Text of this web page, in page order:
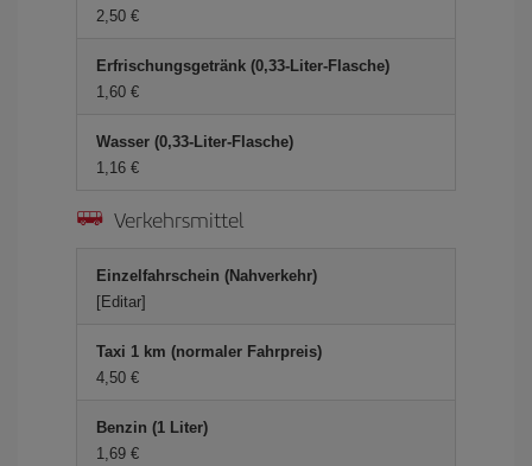
2,50 €
Erfrischungsgetränk (0,33-Liter-Flasche)
1,60 €
Wasser (0,33-Liter-Flasche)
1,16 €
Verkehrsmittel
Einzelfahrschein (Nahverkehr)
[Editar]
Taxi 1 km (normaler Fahrpreis)
4,50 €
Benzin (1 Liter)
1,69 €